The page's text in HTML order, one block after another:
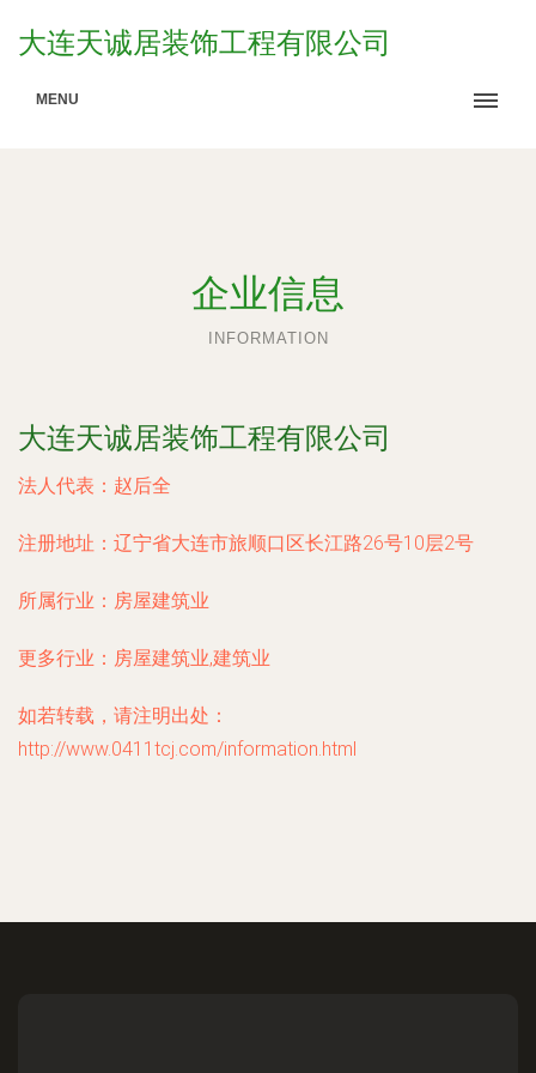
大连天诚居装饰工程有限公司
MENU
企业信息
INFORMATION
大连天诚居装饰工程有限公司
法人代表： 赵后全
注册地址： 辽宁省大连市旅顺口区长江路26号10层2号
所属行业： 房屋建筑业
更多行业： 房屋建筑业,建筑业
如若转载，请注明出处：
http://www.0411tcj.com/information.html